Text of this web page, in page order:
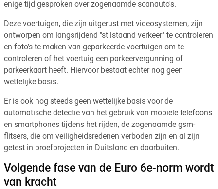
enige tijd gesproken over zogenaamde scanauto's.
Deze voertuigen, die zijn uitgerust met videosystemen, zijn
ontworpen om langsrijdend "stilstaand verkeer" te controleren
en foto's te maken van geparkeerde voertuigen om te
controleren of het voertuig een parkeervergunning of
parkeerkaart heeft. Hiervoor bestaat echter nog geen
wettelijke basis.
Er is ook nog steeds geen wettelijke basis voor de
automatische detectie van het gebruik van mobiele telefoons
en smartphones tijdens het rijden, de zogenaamde gsm-
flitsers, die om veiligheidsredenen verboden zijn en al zijn
getest in proefprojecten in Duitsland en daarbuiten.
Volgende fase van de Euro 6e-norm wordt
van kracht